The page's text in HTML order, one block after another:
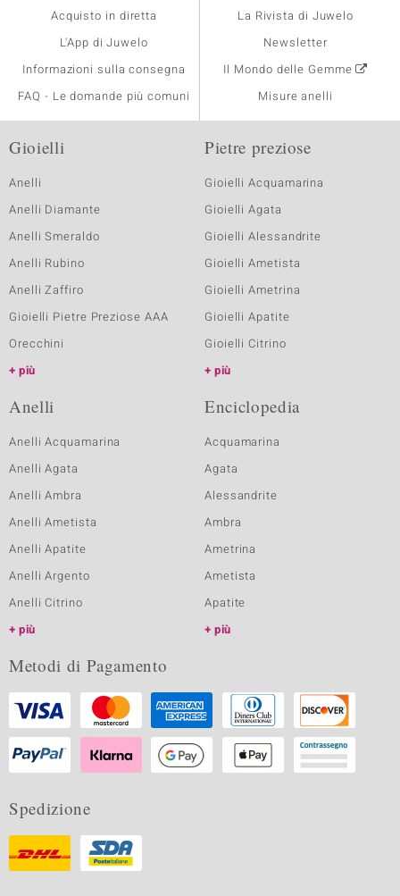
Acquisto in diretta
L'App di Juwelo
Informazioni sulla consegna
FAQ - Le domande più comuni
La Rivista di Juwelo
Newsletter
Il Mondo delle Gemme
Misure anelli
Gioielli
Anelli
Anelli Diamante
Anelli Smeraldo
Anelli Rubino
Anelli Zaffiro
Gioielli Pietre Preziose AAA
Orecchini
più
Pietre preziose
Gioielli Acquamarina
Gioielli Agata
Gioielli Alessandrite
Gioielli Ametista
Gioielli Ametrina
Gioielli Apatite
Gioielli Citrino
più
Anelli
Anelli Acquamarina
Anelli Agata
Anelli Ambra
Anelli Ametista
Anelli Apatite
Anelli Argento
Anelli Citrino
più
Enciclopedia
Acquamarina
Agata
Alessandrite
Ambra
Ametrina
Ametista
Apatite
più
Metodi di Pagamento
Spedizione